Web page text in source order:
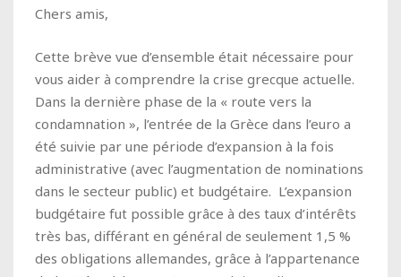
Chers amis,
Cette brève vue d’ensemble était nécessaire pour
vous aider à comprendre la crise grecque actuelle.
Dans la dernière phase de la « route vers la
condamnation », l’entrée de la Grèce dans l’euro a
été suivie par une période d’expansion à la fois
administrative (avec l’augmentation de nominations
dans le secteur public) et budgétaire. L’expansion
budgétaire fut possible grâce à des taux d’intérêts
très bas, différant en général de seulement 1,5 %
des obligations allemandes, grâce à l’appartenance